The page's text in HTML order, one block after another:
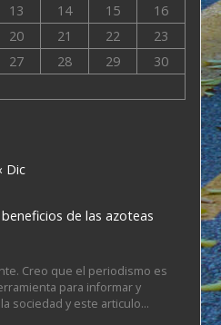
13 14 15
16
20 21 22
23
27 28 29
30
Dic
de las azoteas
Creo que el periodismo es
para informar y
sociedad y este articulo…